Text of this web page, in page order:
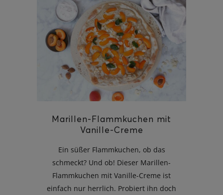
Eis am StilMarillen-Flammkuchen mit
Vanille-Creme
Ein süßer Flammkuchen, ob das
schmeckt? Und ob! Dieser Marillen-
Flammkuchen mit Vanille-Creme ist
einfach nur herrlich. Probiert ihn doch